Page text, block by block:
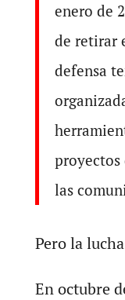
enero de
de retirar
defensa
proyectos
las
Pero la
En octubre